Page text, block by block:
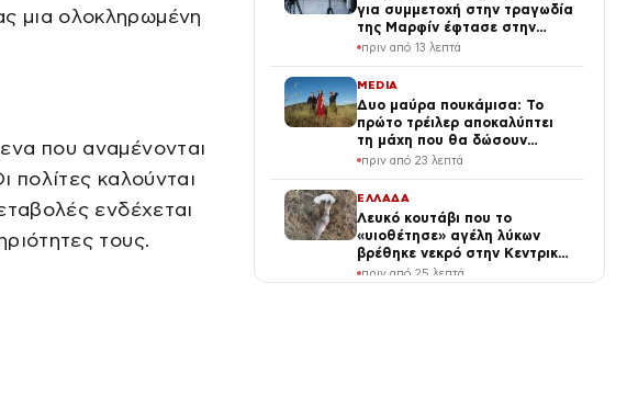
μια ολοκληρωμένη
που αναμένονται
πολίτες καλούνται
ενδέχεται
τους.
για συμμετοχή στην τραγωδία
της Μαρφίν έφτασε στην
Ελλάδα – Θα μεταφερθεί στη
πριν από 13 λεπτά
MEDIA
Δυο μαύρα πουκάμισα: Το
πρώτο τρέιλερ αποκαλύπτει
τη μάχη που θα δώσουν
Μπισμπίκης- Μυριαγκός
πριν από 23 λεπτά
ΕΛΛΑΔΑ
Λευκό κουτάβι που το
«υιοθέτησε» αγέλη λύκων
βρέθηκε νεκρό στην Κεντρική
Μακεδονία
πριν από 25 λεπτά